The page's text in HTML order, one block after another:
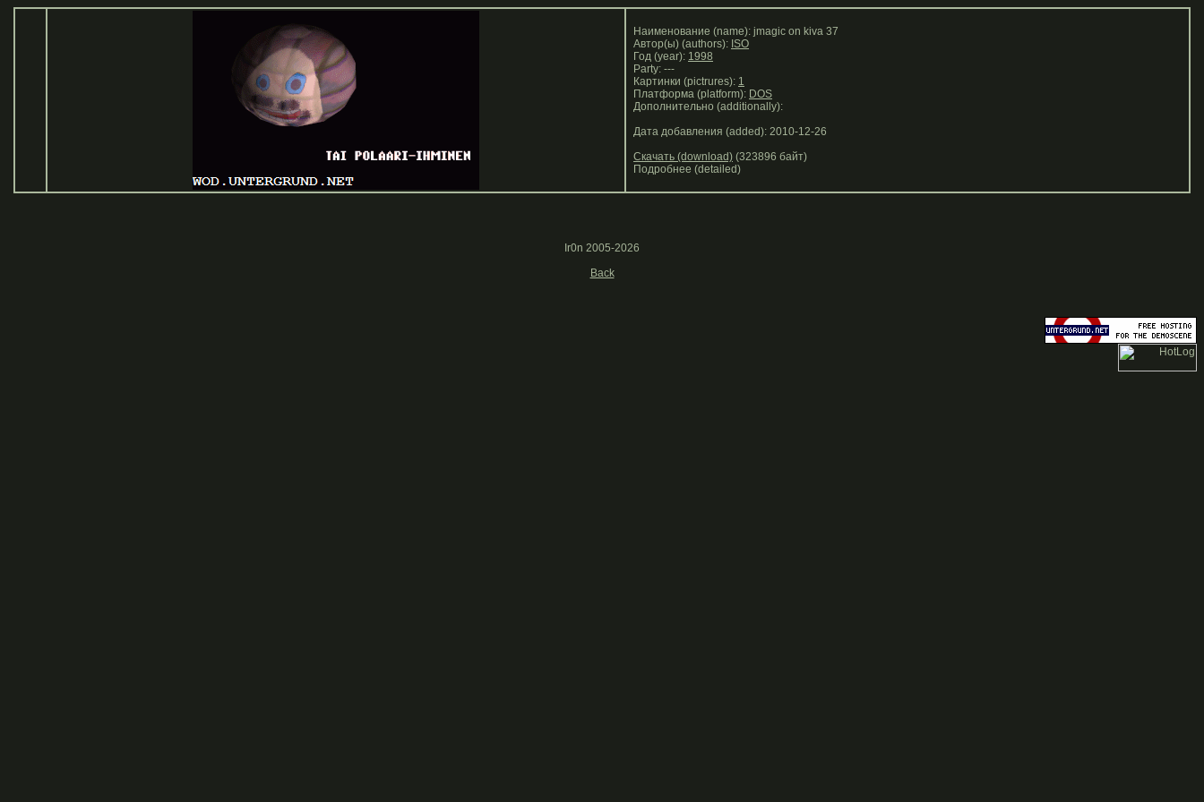
Наименование (name): jmagic on kiva 37
Автор(ы) (authors): ISO
Год (year): 1998
Party: ---
Картинки (pictrures): 1
Платформа (platform): DOS
Дополнительно (additionally):
Дата добавления (added): 2010-12-26
Скачать (download) (323896 байт)
Подробнее (detailed)
Ir0n 2005-2026
Back